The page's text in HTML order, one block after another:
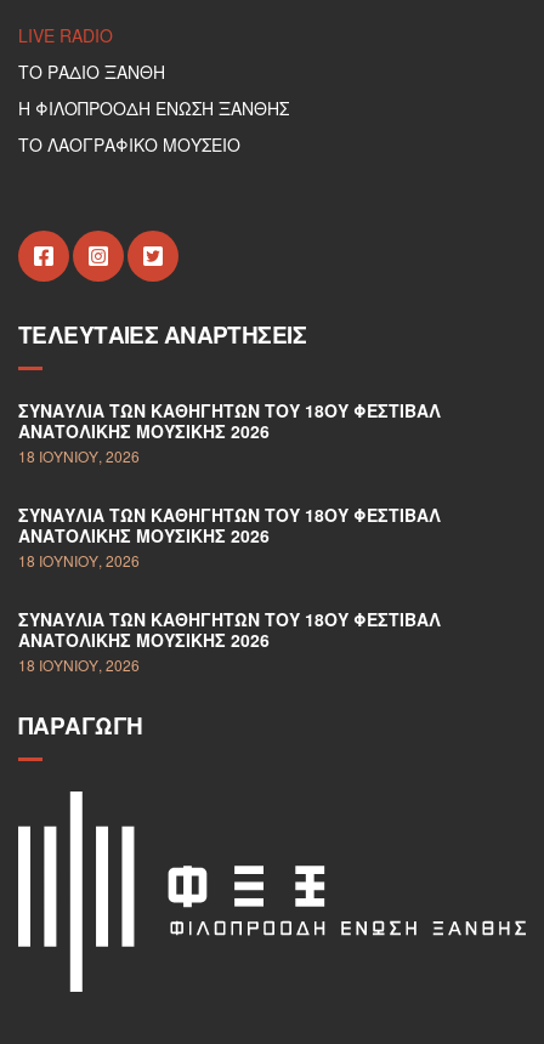
LIVE RADIO
ΤΟ ΡΑΔΙΟ ΞΑΝΘΗ
Η ΦΙΛΟΠΡΟΟΔΗ ΕΝΩΣΗ ΞΑΝΘΗΣ
ΤΟ ΛΑΟΓΡΑΦΙΚΟ ΜΟΥΣΕΙΟ
ΤΕΛΕΥΤΑΊΕΣ ΑΝΑΡΤΉΣΕΙΣ
ΣΥΝΑΥΛΊΑ ΤΩΝ ΚΑΘΗΓΗΤΏΝ ΤΟΥ 18ΟΥ ΦΕΣΤΙΒΆΛ
ΑΝΑΤΟΛΙΚΉΣ ΜΟΥΣΙΚΉΣ 2026
18 ΙΟΥΝΊΟΥ, 2026
ΣΥΝΑΥΛΊΑ ΤΩΝ ΚΑΘΗΓΗΤΏΝ ΤΟΥ 18ΟΥ ΦΕΣΤΙΒΆΛ
ΑΝΑΤΟΛΙΚΉΣ ΜΟΥΣΙΚΉΣ 2026
18 ΙΟΥΝΊΟΥ, 2026
ΣΥΝΑΥΛΊΑ ΤΩΝ ΚΑΘΗΓΗΤΏΝ ΤΟΥ 18ΟΥ ΦΕΣΤΙΒΆΛ
ΑΝΑΤΟΛΙΚΉΣ ΜΟΥΣΙΚΉΣ 2026
18 ΙΟΥΝΊΟΥ, 2026
ΠΑΡΑΓΩΓΉ